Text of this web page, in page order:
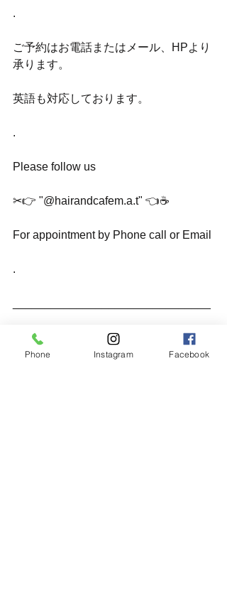
.
ご予約はお電話またはメール、HPより
承ります。
英語も対応しております。
.
Please follow us
✂︎👉 "@hairandcafem.a.t" 👈☕️
For appointment by Phone call or Email
.
Phone Instagram Facebook